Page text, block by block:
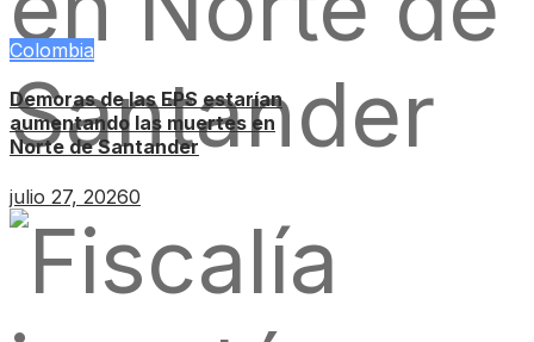
Colombia
Demoras de las EPS estarían
aumentando las muertes en
Norte de Santander
julio 27, 20260